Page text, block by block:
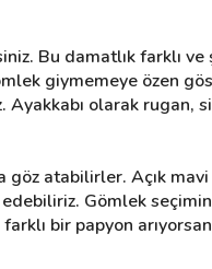
Bu damatlık farklı ve
giymemeye özen
olarak rugan,
atabilirler. Açık
Gömlek
bir papyon